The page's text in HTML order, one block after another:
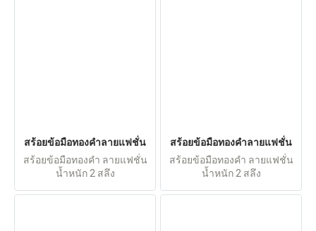
สร้อยข้อมือทองคำลายแฟชั่น
สร้อยข้อมือทองคำ ลายแฟชั่น
น้ำหนัก 2 สลึง
สร้อยข้อมือทองคำลายแฟชั่น
สร้อยข้อมือทองคำ ลายแฟชั่น
น้ำหนัก 2 สลึง